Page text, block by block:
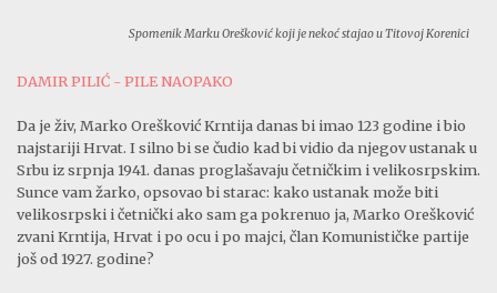
Spomenik Marku Orešković koji je nekoć stajao u Titovoj Korenici
DAMIR PILIĆ - PILE NAOPAKO
Da je živ, Marko Orešković Krntija danas bi imao 123 godine i bio
najstariji Hrvat. I silno bi se čudio kad bi vidio da njegov ustanak u
Srbu iz srpnja 1941. danas proglašavaju četničkim i velikosrpskim.
Sunce vam žarko, opsovao bi starac: kako ustanak može biti
velikosrpski i četnički ako sam ga pokrenuo ja, Marko Orešković
zvani Krntija, Hrvat i po ocu i po majci, član Komunističke partije
još od 1927. godine?